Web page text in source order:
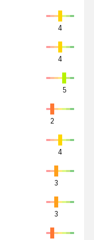
4
4
5
2
4
3
3